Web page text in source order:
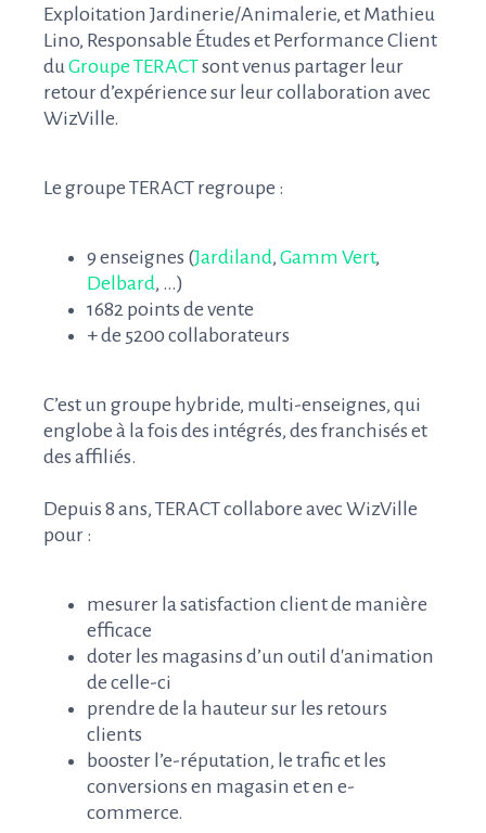
Exploitation Jardinerie/Animalerie, et Mathieu
Lino, Responsable Études et Performance Client
du Groupe TERACTsont venus partager leur
retour d’expérience sur leur collaboration avec
WizVille.
Le groupe TERACT regroupe :
9 enseignes (Jardiland, Gamm Vert,
Delbard, …)
1682 points de vente
+ de 5200 collaborateurs
C’est un groupe hybride, multi-enseignes, qui
englobe à la fois des intégrés, des franchisés et
des affiliés.
Depuis 8 ans, TERACT collabore avec WizVille
pour :
mesurer la satisfaction client de manière
efficace
doter les magasins d’un outil d'animation
de celle-ci
prendre de la hauteur sur les retours
clients
booster l’e-réputation, le trafic et les
conversions en magasin et en e-
commerce.